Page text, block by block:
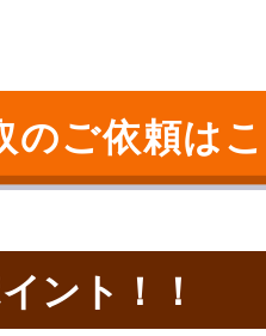
のご依頼は
ント！！